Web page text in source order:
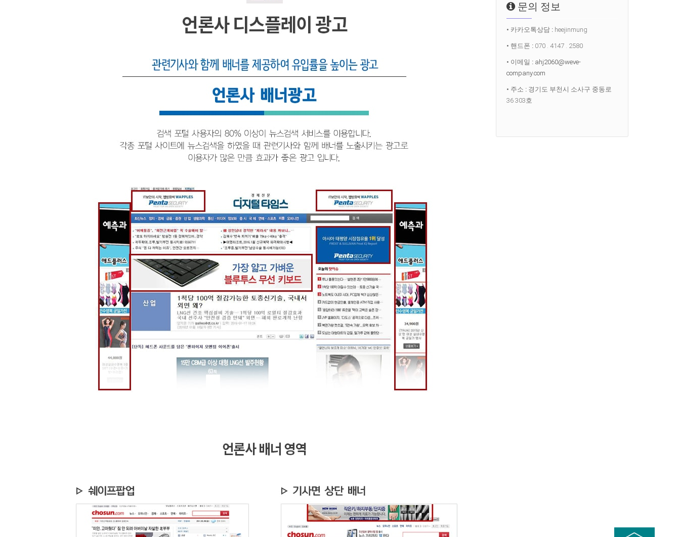
문의 정보
• 카카오톡상담 : heejinmung
• 핸드폰 : 070 . 4147 . 2580
• 이메일 : ahj2060@weve-
company.com
• 주소 : 경기도 부천시 소사구 중동로
36 303호